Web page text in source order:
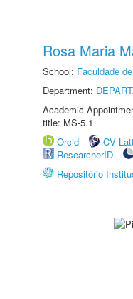
Rosa Maria
School: Faculdade
Department:
Academic
title: MS-5.1
Orcid
CV
ResearcherID
Repositório